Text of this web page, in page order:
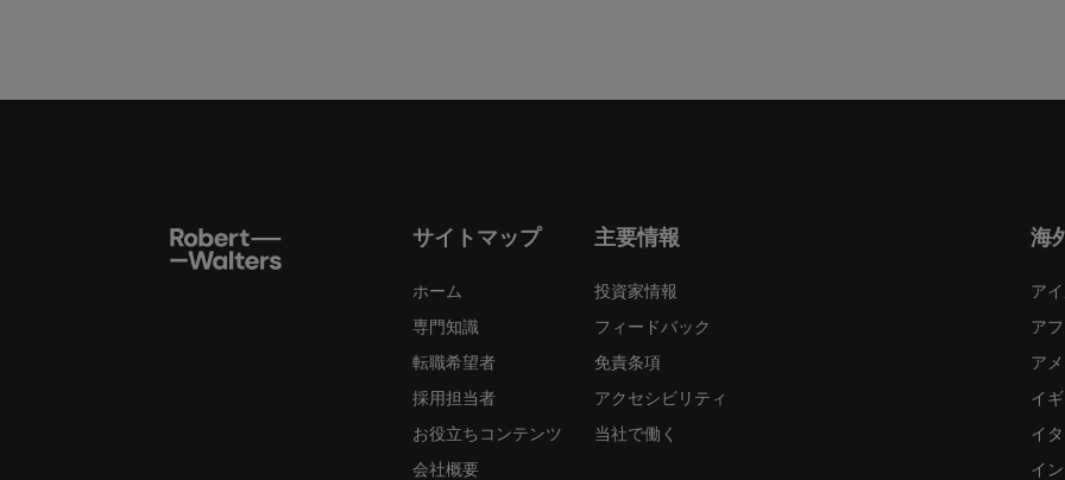
サイトマップ
ホーム
専門知識
転職希望者
採用担当者
お役立ちコンテンツ
会社概要
主要情報
投資家情報
フィードバック
免責条項
アクセシビリティ
当社で働く
海
ア
ア
ア
イ
イ
イ